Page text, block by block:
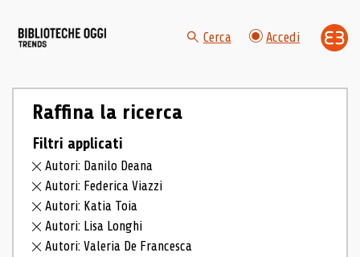
Cerca Accedi
Raffina la ricerca
Filtri applicati
Autori: Danilo Deana
Autori: Federica Viazzi
Autori: Katia Toia
Autori: Lisa Longhi
Autori: Valeria De Francesca